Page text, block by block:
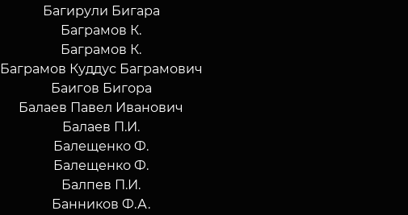
Багирули Бигара
Баграмов К.
Баграмов К.
Баграмов Куддус Баграмович
Баигов Бигора
Балаев Павел Иванович
Балаев П.И.
Балещенко Ф.
Балещенко Ф.
Балпев П.И.
Банников Ф.А.